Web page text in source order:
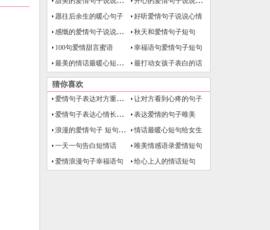
愿往后余生的暖心句子 好听爱情句子说说心情
感慨的爱情句子说说心情 秋天和爱情句子短句
100句爱情甜言蜜语 幸福语句爱情句子短句
最美的情话最暖心短句 句句走心 最打动女孩子表白的话
猜你喜欢
爱情句子表达对方重要长句
让对方看到心疼的句子
爱情句子表达心情长久诗句 表达爱情的句子唯美
浪漫的爱情句子 短句 八个字 情话最暖心短句给女生
一天一句告白短情话 唯美情感语录爱情短句
爱情浪漫句子幸福语句 给心上人的情话短句